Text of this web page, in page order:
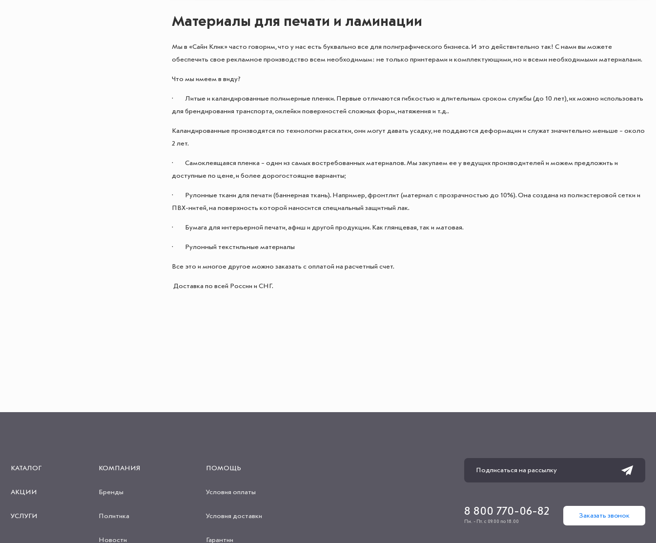
Материалы для печати и ламинации
Мы в «Сайн Клик» часто говорим, что у нас есть буквально все для полиграфического бизнеса. И это действительно так! С нами вы можете
обеспечить свое рекламное производство всем необходимым: не только принтерами и комплектующими, но и всеми необходимыми материалами.
Что мы имеем в виду?
· Литые и каландированные полимерные пленки. Первые отличаются гибкостью и длительным сроком службы (до 10 лет), их можно использовать
для брендирования транспорта, оклейки поверхностей сложных форм, натяжения и т.д..
Каландированные производятся по технологии раскатки, они могут давать усадку, не поддаются деформации и служат значительно меньше – около
2 лет.
· Самоклеящаяся пленка – один из самых востребованных материалов. Мы закупаем ее у ведущих производителей и можем предложить и
доступные по цене, и более дорогостоящие варианты;
· Рулонные ткани для печати (баннерная ткань). Например, фронтлит (материал с прозрачностью до 10%). Она создана из полиэстеровой сетки и
ПВХ-нитей, на поверхность которой наносится специальный защитный лак.
· Бумага для интерьерной печати, афиш и другой продукции. Как глянцевая, так и матовая.
· Рулонный текстильные материалы
Все это и многое другое можно заказать с оплатой на расчетный счет.
Доставка по всей России и СНГ.
КАТАЛОГ
АКЦИИ
УСЛУГИ
КОМПАНИЯ
Бренды
Политика
Новости
ПОМОЩЬ
Условия оплаты
Условия доставки
Гарантии
8 800 770-06-82
Пн. - Пт. с 09.00 по 18.00
Заказать звонок